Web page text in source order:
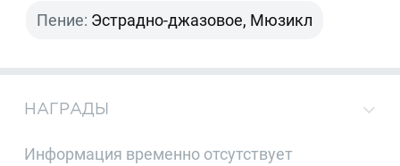
Пение: Эстрадно-джазовое, Мюзикл
НАГРАДЫ
Информация временно отсутствует